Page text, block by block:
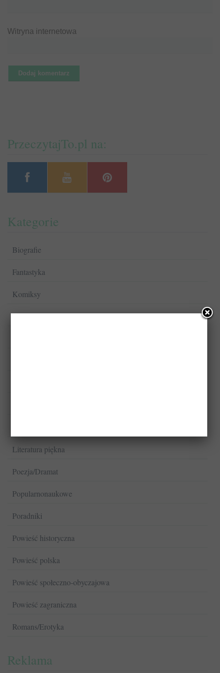
Witryna internetowa
PrzeczytajTo.pl na:
Kategorie
Biografie
Fantastyka
Komiksy
Kryminał/Sensacja/Thriller
Literatura piękna
Poezja/Dramat
Popularnonaukowe
Poradniki
Powieść historyczna
Powieść polska
Powieść społeczno-obyczajowa
Powieść zagraniczna
Romans/Erotyka
Reklama